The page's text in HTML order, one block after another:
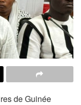
de Guinée